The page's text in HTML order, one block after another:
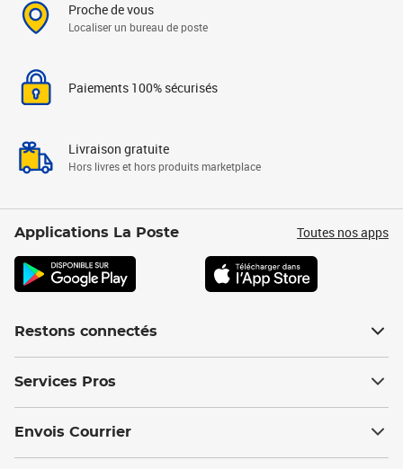
Proche de vous
Localiser un bureau de poste
Paiements 100% sécurisés
Livraison gratuite
Hors livres et hors produits marketplace
Applications La Poste Toutes nos apps
Restons connectés
Services Pros
Envois Courrier